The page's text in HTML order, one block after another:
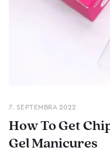
7. SEPTEMBRA 2022
How To Get
Gel Manicures